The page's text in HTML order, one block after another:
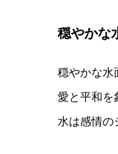
穏やかな
穏やかな水
愛と平和を
水は感情の